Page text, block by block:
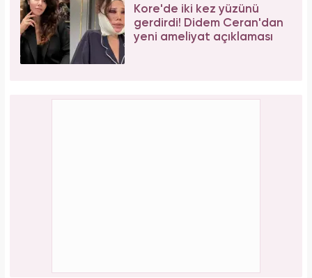
Kore'de iki kez yüzünü
gerdirdi! Didem Ceran'dan
yeni ameliyat açıklaması